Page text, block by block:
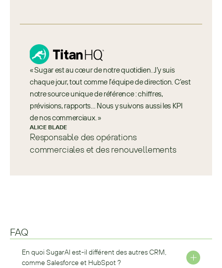
« Sugar est au cœur de notre quotidien. J’y suis
chaque jour, tout comme l’équipe de direction. C’est
notre source unique de référence : chiffres,
prévisions, rapports… Nous y suivons aussi les KPI
de nos commerciaux. »
ALICE BLADE
Responsable des opérations
commerciales et des renouvellements
FAQ
En quoi SugarAI est-il différent des autres CRM,
comme Salesforce et HubSpot ?